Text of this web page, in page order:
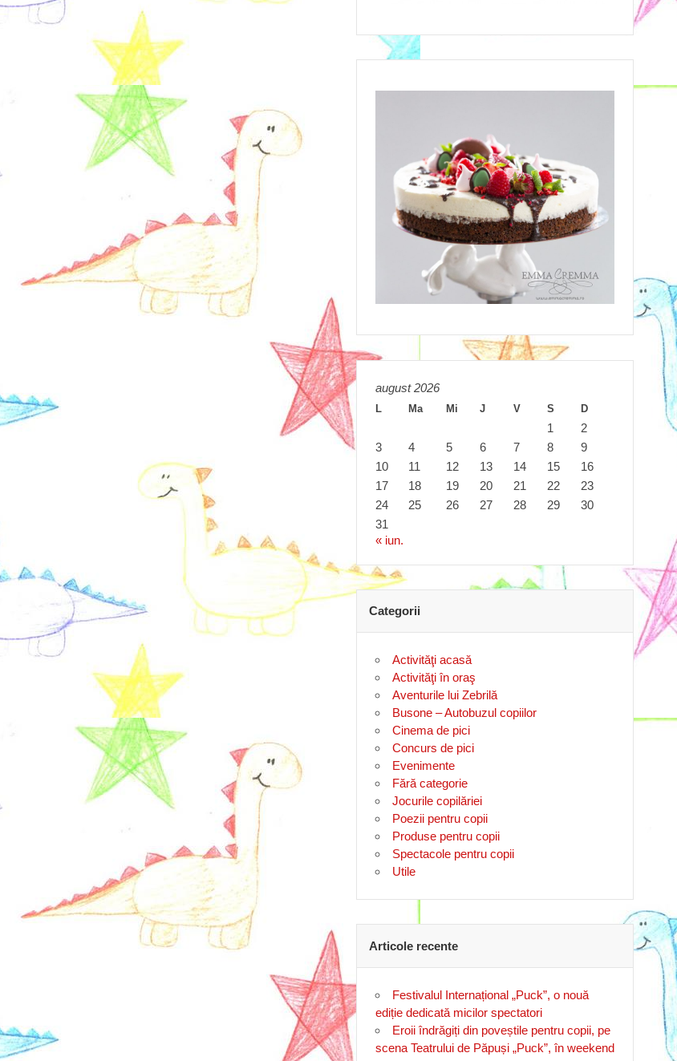
august 2026
L Ma Mi J V S D
1
2
3
4 5 6 7 8
9
10
11 12 13 14 15
16
17
18 19 20 21 22
23
24
25 26 27 28 29
30
31
« iun.
Categorii
Activităţi acasă
Activităţi în oraş
Aventurile lui Zebrilă
Busone – Autobuzul copiilor
Cinema de pici
Concurs de pici
Evenimente
Fără categorie
Jocurile copilăriei
Poezii pentru copii
Produse pentru copii
Spectacole pentru copii
Utile
Articole recente
Festivalul Internațional „Puck”, o nouă
ediție dedicată micilor spectatori
Eroii îndrăgiți din poveștile pentru copii, pe
scena Teatrului de Păpuși „Puck”, în weekend